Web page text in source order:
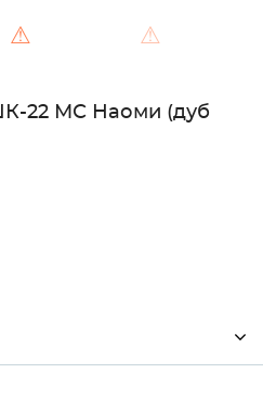
⚠ ⚠
22 МС Наоми (дуб